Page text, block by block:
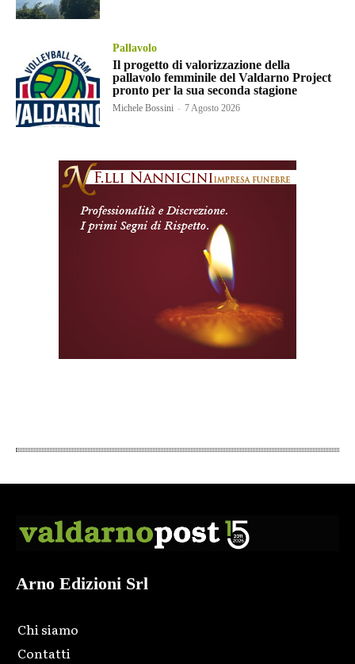
Pallavolo
Il progetto di valorizzazione della
pallavolo femminile del Valdarno Project
pronto per la sua seconda stagione
Michele Bossini - 7 Agosto 2026
Arno Edizioni Srl
Chi siamo
Contatti